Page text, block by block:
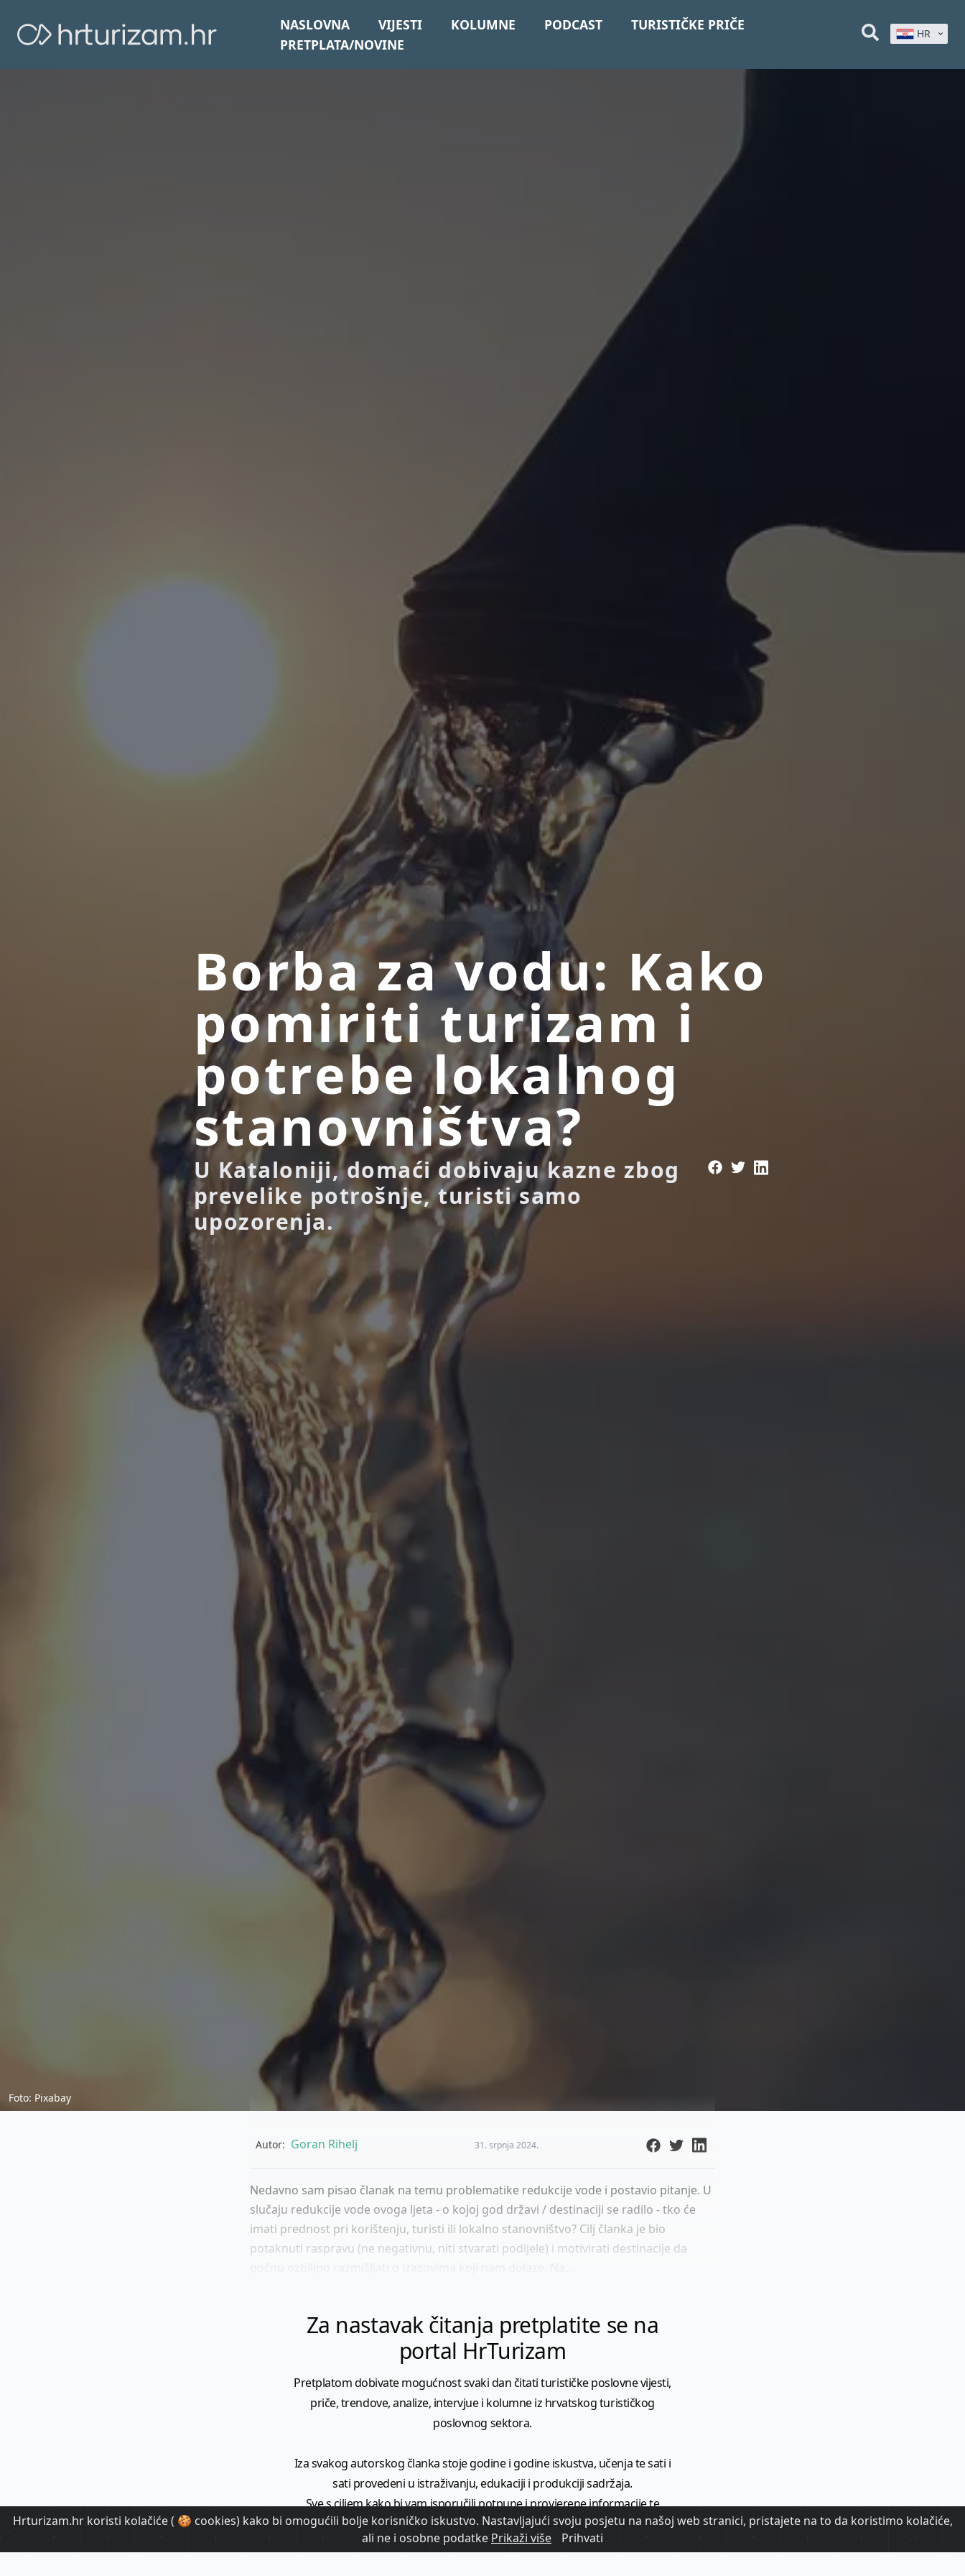
NASLOVNA VIJESTI KOLUMNE PODCAST
TURISTIČKE PRIČE
PRETPLATA/NOVINE
HR
Borba za vodu: Kako
pomiriti turizam i
potrebe lokalnog
stanovništva?
U Kataloniji, domaći dobivaju kazne zbog
prevelike potrošnje, turisti samo
upozorenja.
Foto: Pixabay
Autor: Goran Rihelj 31. srpnja 2024.
Nedavno sam pisao članak na temu problematike redukcije vode i postavio pitanje. U
slučaju redukcije vode ovoga ljeta - o kojoj god državi / destinaciji se radilo - tko će
imati prednost pri korištenju, turisti ili lokalno stanovništvo? Cilj članka je bio
potaknuti raspravu (ne negativnu, niti stvarati podijele) i motivirati destinacije da
Za nastavak čitanja pretplatite se na
portal HrTurizam
Pretplatom dobivate mogućnost svaki dan čitati turističke poslovne vijesti,
priče, trendove, analize, intervjue i kolumne iz hrvatskog turističkog
poslovnog sektora.
Iza svakog autorskog članka stoje godine i godine iskustva, učenja te sati i
sati provedeni u istraživanju, edukaciji i produkciji sadržaja.
Sve s ciljem kako bi vam isporučili potpune i provjerene informacije te
donijeli širi kontekst turističkih vijesti i trendova.
Hrturizam.hr koristi kolačiće ( 🍪 cookies) kako bi omogućili bolje korisničko iskustvo. Nastavljajući svoju posjetu na našoj web stranici, pristajete na to da koristimo kolačiće,
ali ne i osobne podatke Prikaži više Prihvati